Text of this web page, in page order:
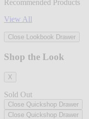
Recommended Products
View All
Close Lookbook Drawer
Shop the Look
X
Sold Out
Close Quickshop Drawer
Close Quickshop Drawer